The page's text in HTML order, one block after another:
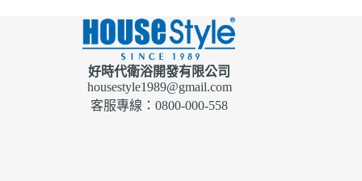
好時代衛浴開發有限公司
housestyle1989@gmail.com
客服專線：0800-000-558